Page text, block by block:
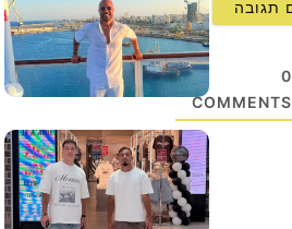
0
COMMENTS